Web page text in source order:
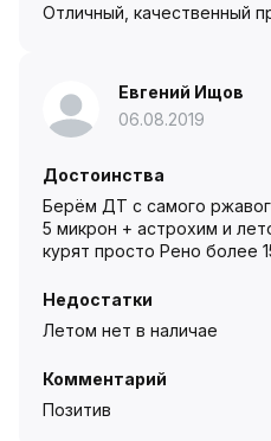
Отличный, качественный
Евгений Ищов
06.08.2019
Достоинства
Берём ДТ с самого
5 микрон + астрохим и
курят просто Рено более
Недостатки
Летом нет в наличае
Комментарий
Позитив